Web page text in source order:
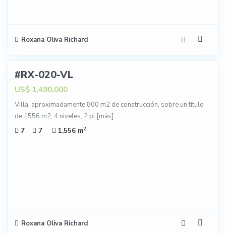
Roxana Oliva Richard
#RX-020-VL
US$ 1,490,000
Villa, aproximadamente 800 m2 de construcción, sobre un título
de 1556 m2, 4 niveles, 2 pi [más]
7
7 1,556 m2
Roxana Oliva Richard